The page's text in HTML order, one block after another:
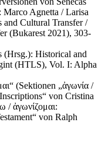
Agnetta / Larisa
and Cultural Transfer /
(Bukarest 2021), 303-
(Hrsg.): Historical and
(HTLS), Vol. I: Alpha
(Sektionen „ἀγωνία /
von Cristina
/ ἀγωνίζομαι:
von Ralph